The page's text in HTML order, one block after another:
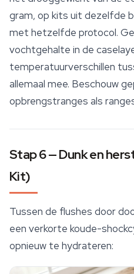
gram, op kits uit dezelfde
met hetzelfde protocol.
vochtgehalte in de
temperatuurverschillen
allemaal mee. Beschouw
opbrengstranges als
Stap 6 — Dunk en
Kit)
Tussen de flushes door
een verkorte koude-
opnieuw te hydrateren: